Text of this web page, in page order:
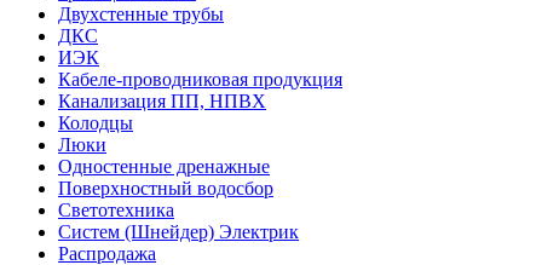
Двухстенные трубы
ДКС
ИЭК
Кабеле-проводниковая продукция
Канализация ПП, НПВХ
Колодцы
Люки
Одностенные дренажные
Поверхностный водосбор
Светотехника
Систем (Шнейдер) Электрик
Распродажа